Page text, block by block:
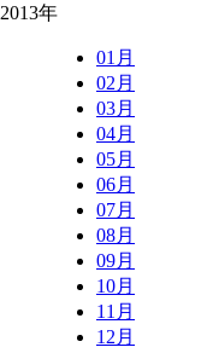
2013年
01月
02月
03月
04月
05月
06月
07月
08月
09月
10月
11月
12月